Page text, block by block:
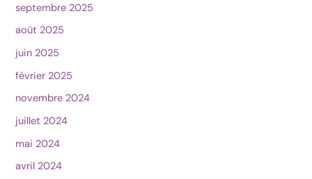
septembre 2025
août 2025
juin 2025
février 2025
novembre 2024
juillet 2024
mai 2024
avril 2024